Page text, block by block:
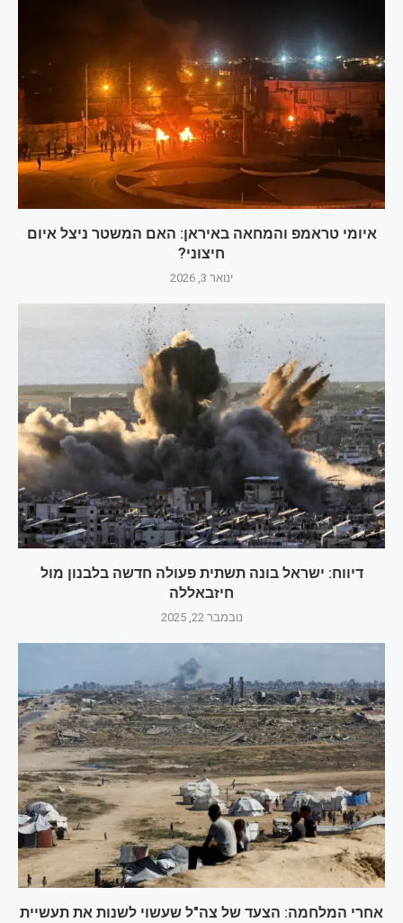
איומי טראמפ והמחאה באיראן: האם המשטר ניצל איום
חיצוני?
ינואר 3, 2026
דיווח: ישראל בונה תשתית פעולה חדשה בלבנון מול
חיזבאללה
נובמבר 22, 2025
אחרי המלחמה: הצעד של צה"ל שעשוי לשנות את תעשיית